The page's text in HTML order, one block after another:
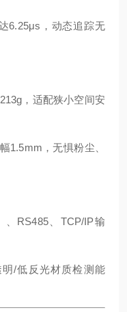
6.25μs，动态追踪无
，适配狭小空间安
1.5mm，无惧粉尘、
、RS485、TCP/IP输
/低反光材质检测能